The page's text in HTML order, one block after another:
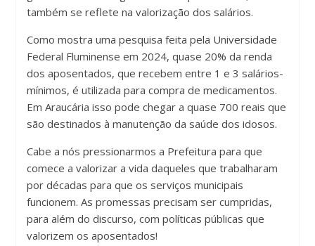
também se reflete na valorização dos salários.
Como mostra uma pesquisa feita pela Universidade
Federal Fluminense em 2024, quase 20% da renda
dos aposentados, que recebem entre 1 e 3 salários-
mínimos, é utilizada para compra de medicamentos.
Em Araucária isso pode chegar a quase 700 reais que
são destinados à manutenção da saúde dos idosos.
Cabe a nós pressionarmos a Prefeitura para que
comece a valorizar a vida daqueles que trabalharam
por décadas para que os serviços municipais
funcionem. As promessas precisam ser cumpridas,
para além do discurso, com políticas públicas que
valorizem os aposentados!